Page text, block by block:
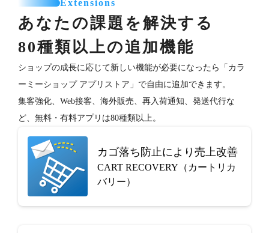
Extensions
あなたの課題を解決する
80種類以上の追加機能
ショップの成長に応じて新しい機能が必要になったら「カラ
ーミーショップ アプリストア」で自由に追加できます。
集客強化、Web接客、海外販売、再入荷通知、発送代行な
ど、無料・有料アプリは80種類以上。
カゴ落ち防止により売上改善
CART RECOVERY（カートリカ
バリー）